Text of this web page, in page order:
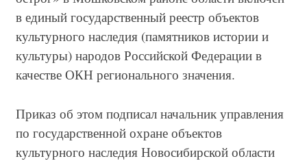
в единый государственный реестр объектов
культурного наследия (памятников истории и
культуры) народов Российской Федерации в
качестве ОКН регионального значения.
Приказ об этом подписал начальник управления
по государственной охране объектов
культурного наследия Новосибирской области